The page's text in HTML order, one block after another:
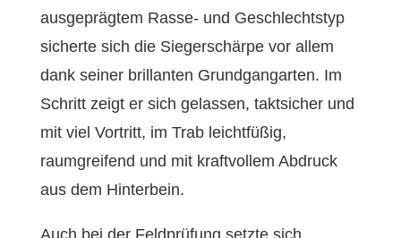
ausgeprägtem Rasse- und Geschlechtstyp
sicherte sich die Siegerschärpe vor allem
dank seiner brillanten Grundgangarten. Im
Schritt zeigt er sich gelassen, taktsicher und
mit viel Vortritt, im Trab leichtfüßig,
raumgreifend und mit kraftvollem Abdruck
aus dem Hinterbein.
Auch bei der Feldprüfung setzte sich